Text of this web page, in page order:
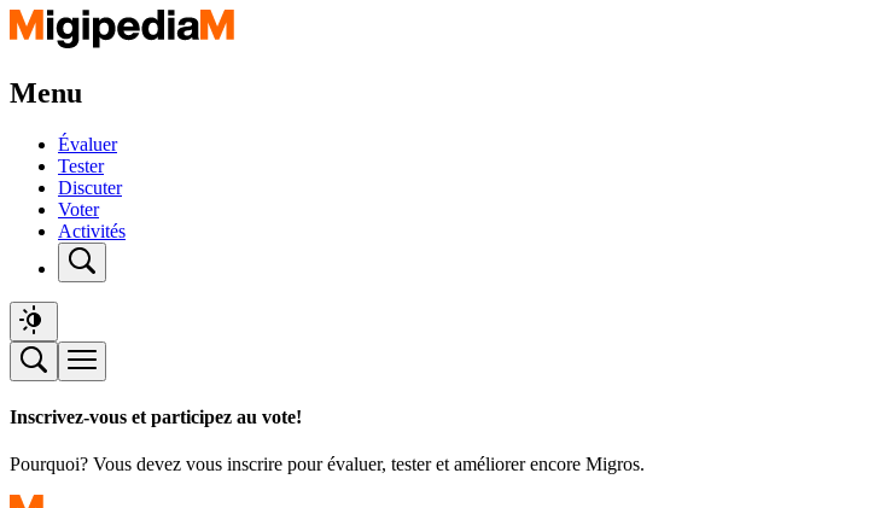
Menu
Évaluer
Tester
Discuter
Voter
Activités
Inscrivez-vous et participez au vote!
Pourquoi? Vous devez vous inscrire pour évaluer, tester et améliorer encore Migros.